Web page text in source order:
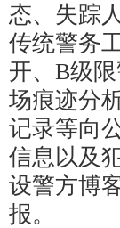
态、失踪
传统警务
开、B级
场痕迹分
记录等向
信息以及
设警方博
报。